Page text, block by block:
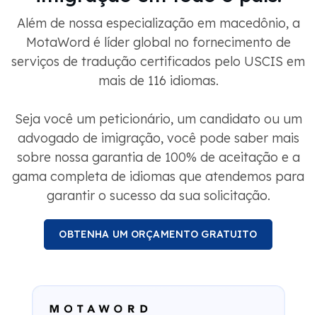
Além de nossa especialização em macedônio, a
MotaWord é líder global no fornecimento de
serviços de tradução certificados pelo USCIS em
mais de 116 idiomas.
advogado de imigração, você pode saber mais
sobre nossa garantia de 100% de aceitação e a
gama completa de idiomas que atendemos para
garantir o sucesso da sua solicitação.
OBTENHA UM ORÇAMENTO GRATUITO